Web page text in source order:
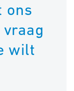
ons
wilt